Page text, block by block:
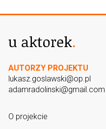
AUTORZY PROJEKTU
lukasz.goslawski@op.pl
adamradolinski@gmail.com
O projekcie